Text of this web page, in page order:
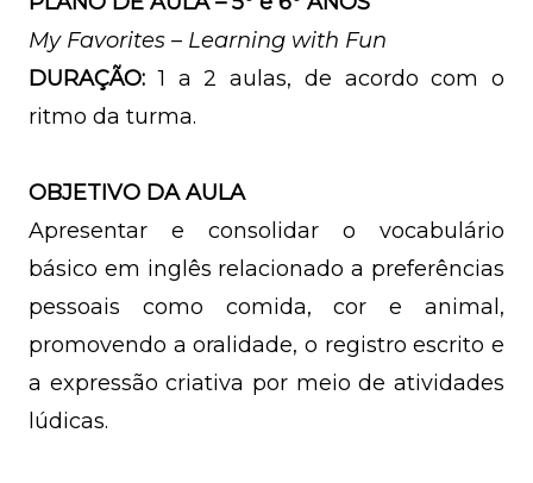
My Favorites – Learning with Fun
DURAÇÃO:1 a 2 aulas, de acordo com o
ritmo da turma.
OBJETIVO DA AULA
Apresentar e consolidar o vocabulário
básico em inglês relacionado a preferências
pessoais como comida, cor e animal,
promovendo a oralidade, o registro escrito e
a expressão criativa por meio de atividades
lúdicas.